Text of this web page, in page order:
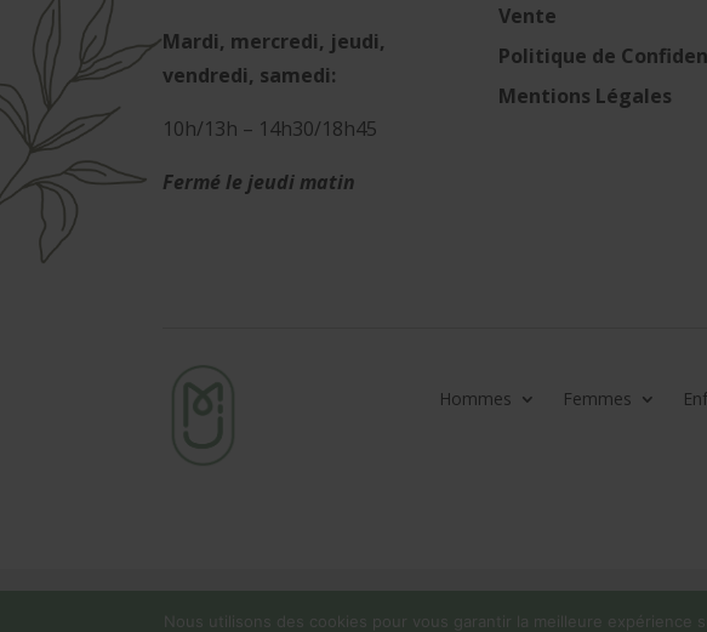
Mardi, mercredi, jeudi,
vendredi, samedi:
10h/13h – 14h30/18h45
Fermé le jeudi matin
Vente
Politique de
Mentions Légales
Hommes Femmes
Nous utilisons des cookies pour vous garantir la meilleure